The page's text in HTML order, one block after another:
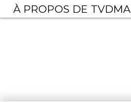
Aller
au
À PROPOS DE TVDMA